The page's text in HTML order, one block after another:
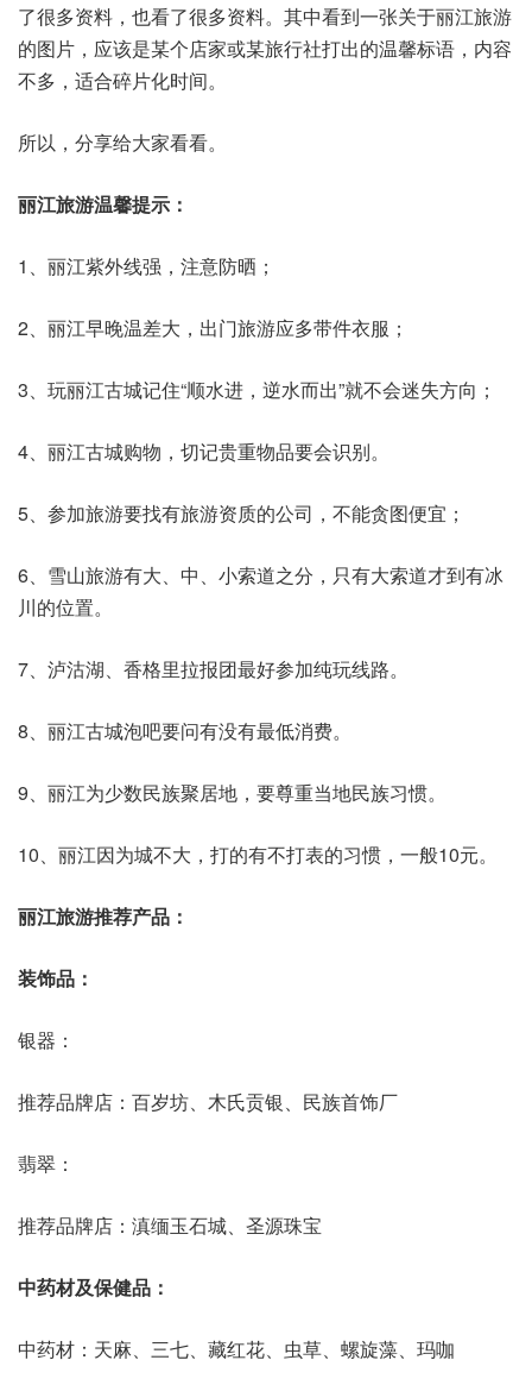
了很多资料，也看了很多资料。其中看到一张关于丽江旅游
的图片，应该是某个店家或某旅行社打出的温馨标语，内容
不多，适合碎片化时间。
所以，分享给大家看看。
丽江旅游温馨提示：
1、丽江紫外线强，注意防晒；
2、丽江早晚温差大，出门旅游应多带件衣服；
3、玩丽江古城记住“顺水进，逆水而出”就不会迷失方向；
4、丽江古城购物，切记贵重物品要会识别。
5、参加旅游要找有旅游资质的公司，不能贪图便宜；
6、雪山旅游有大、中、小索道之分，只有大索道才到有冰
川的位置。
7、泸沽湖、香格里拉报团最好参加纯玩线路。
8、丽江古城泡吧要问有没有最低消费。
9、丽江为少数民族聚居地，要尊重当地民族习惯。
10、丽江因为城不大，打的有不打表的习惯，一般10元。
丽江旅游推荐产品：
装饰品：
银器：
推荐品牌店：百岁坊、木氏贡银、民族首饰厂
翡翠：
推荐品牌店：滇缅玉石城、圣源珠宝
中药材及保健品：
中药材：天麻、三七、藏红花、虫草、螺旋藻、玛咖